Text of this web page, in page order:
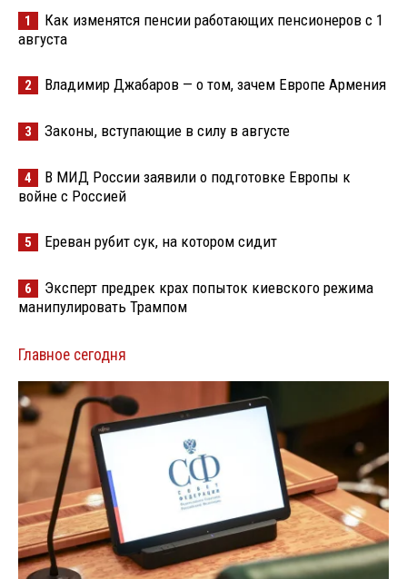
1
Как изменятся пенсии работающих пенсионеров с 1
августа
2 Владимир Джабаров — о том, зачем Европе Армения
3 Законы, вступающие в силу в августе
4
В МИД России заявили о подготовке Европы к
войне с Россией
5 Ереван рубит сук, на котором сидит
6
Эксперт предрек крах попыток киевского режима
манипулировать Трампом
Главное сегодня